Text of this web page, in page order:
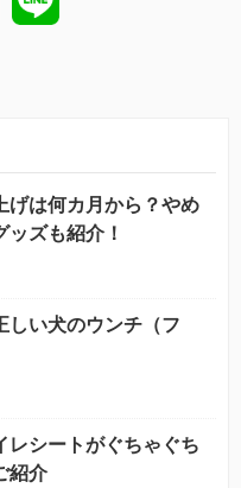
げは何カ月から？やめ
ッズも紹介！
しい犬のウンチ（フ
レシートがぐちゃぐち
紹介